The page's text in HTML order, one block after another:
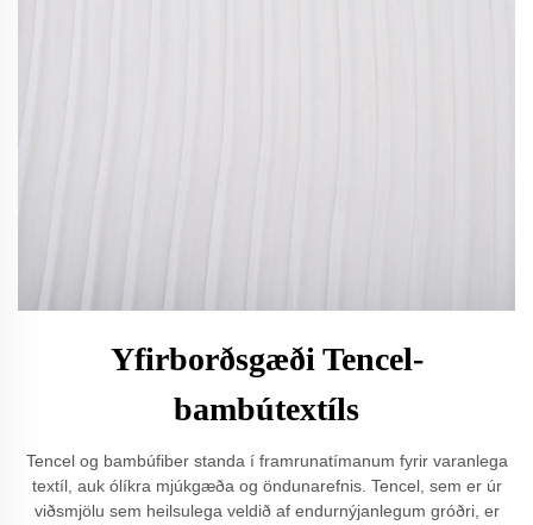
Yfirborðsgæði Tencel-
bambútextíls
Tencel og bambúfiber standa í framrunatímanum fyrir varanlega
textíl, auk ólíkra mjúkgæða og öndunarefnis. Tencel, sem er úr
viðsmjölu sem heilsulega veldið af endurnýjanlegum gróðri, er